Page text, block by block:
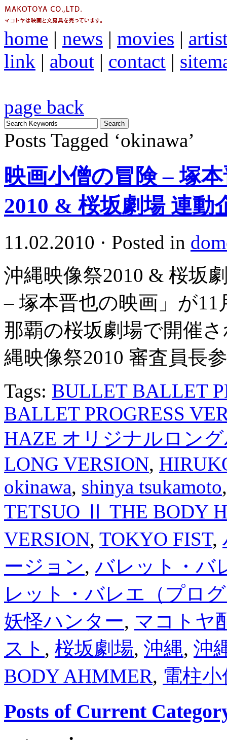
home | news | movies |
link | about | contact |
page back
Posts Tagged ‘okinawa’
映画小僧の冒険 – 塚
2010 & 桜坂劇場 連動
11.02.2010 · Posted in
沖縄映像祭2010 & 桜坂
– 塚本晋也の映画」が
那覇の桜坂劇場で開催
縄映像祭2010 審査員長
Tags: BULLET BALLET
BALLET PROGRESS
HAZE オリジナルロン
LONG VERSION,
okinawa, shinya tsukamoto
TETSUO Ⅱ THE BODY
VERSION, TOKYO FIST,
ージョン, バレット・バ
レット・バレエ（プロ
妖怪ハンター, マコトヤ
スト , 桜坂劇場, 沖縄, 沖
BODY AHMMER, 電柱
Posts of Current